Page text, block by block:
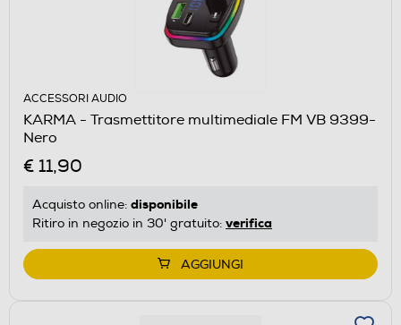
ACCESSORI AUDIO
KARMA - Trasmettitore multimediale FM VB 9399-
Nero
€ 11,90
Acquisto online: disponibile
Ritiro in negozio in 30' gratuito: verifica
AGGIUNGI